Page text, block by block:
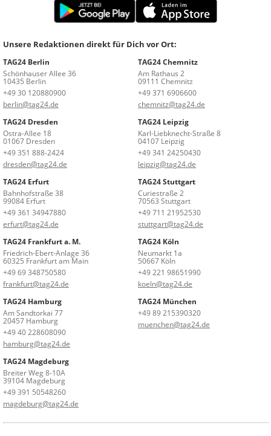
Unsere Redaktionen direkt für Dich vor Ort:
TAG24 Berlin
Schönhauser Allee 36
10435 Berlin
+49 30 120880900
berlin@tag24.de
TAG24 Chemnitz
Am Rathaus 2
09111 Chemnitz
+49 371 6906600
chemnitz@tag24.de
TAG24 Dresden
Ostra-Allee 18
01067 Dresden
+49 351 888-2424
dresden@tag24.de
TAG24 Leipzig
Karl-Liebknecht-Straße 8
04107 Leipzig
+49 341 24250430
leipzig@tag24.de
TAG24 Erfurt
Bahnhofstraße 38
99084 Erfurt
+49 361 34947880
erfurt@tag24.de
TAG24 Stuttgart
Curiestraße 2
70563 Stuttgart
+49 711 21952530
stuttgart@tag24.de
TAG24 Frankfurt a. M.
Friedrich-Ebert-Anlage 36
60325 Frankfurt am Main
+49 69 348750580
frankfurt@tag24.de
TAG24 Köln
Neumarkt 1a
50667 Köln
+49 221 98651990
koeln@tag24.de
TAG24 Hamburg
Am Sandtorkai 77
20457 Hamburg
+49 40 228608090
hamburg@tag24.de
TAG24 München
+49 89 215390320
muenchen@tag24.de
TAG24 Magdeburg
Breiter Weg 8-10A
39104 Magdeburg
+49 391 50548260
magdeburg@tag24.de